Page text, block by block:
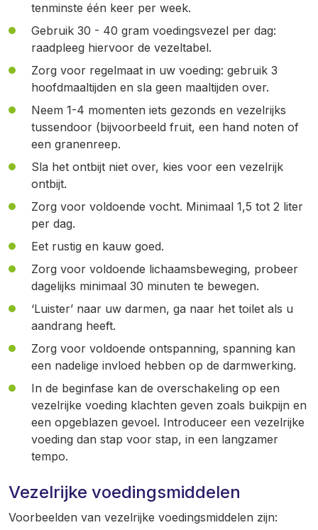
tenminste één keer per week.
Gebruik 30 - 40 gram voedingsvezel per dag:
raadpleeg hiervoor de vezeltabel.
Zorg voor regelmaat in uw voeding: gebruik 3
hoofdmaaltijden en sla geen maaltijden over.
Neem 1-4 momenten iets gezonds en vezelrijks
tussendoor (bijvoorbeeld fruit, een hand noten of
een granenreep.
Sla het ontbijt niet over, kies voor een vezelrijk
ontbijt.
Zorg voor voldoende vocht. Minimaal 1,5 tot 2 liter
per dag.
Eet rustig en kauw goed.
Zorg voor voldoende lichaamsbeweging, probeer
dagelijks minimaal 30 minuten te bewegen.
‘Luister’ naar uw darmen, ga naar het toilet als u
aandrang heeft.
Zorg voor voldoende ontspanning, spanning kan
een nadelige invloed hebben op de darmwerking.
In de beginfase kan de overschakeling op een
vezelrijke voeding klachten geven zoals buikpijn en
een opgeblazen gevoel. Introduceer een vezelrijke
voeding dan stap voor stap, in een langzamer
tempo.
Vezelrijke voedingsmiddelen
Voorbeelden van vezelrijke voedingsmiddelen zijn: